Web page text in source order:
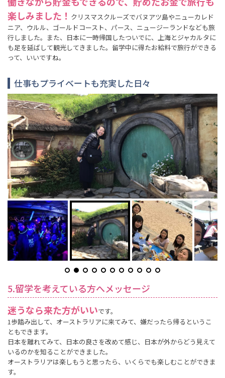
楽しみました！ クリスマスクルーズでバヌアツ島やニューカレド
ニア、ウルル、ゴールドコースト、パース、ニュージーランドなども旅
行しました。また、日本に一時帰国したついでに、上海とジャカルタに
も足を延ばして観光してきました。留学中に得たお給料で旅行ができる
って、いいですね。
仕事もプライベートも充実した日々
5.留学を考えている方へメッセージ
迷うなら来た方がいいです。
1歩踏み出して、オーストラリアに来てみて、嫌だったら帰るというこ
ともできます。
日本を離れてみて、日本の良さを改めて感じ、日本が外からどう見えて
いるのかを知ることができました。
オーストラリアは楽しもうと思ったら、いくらでも楽しむことができま
す。